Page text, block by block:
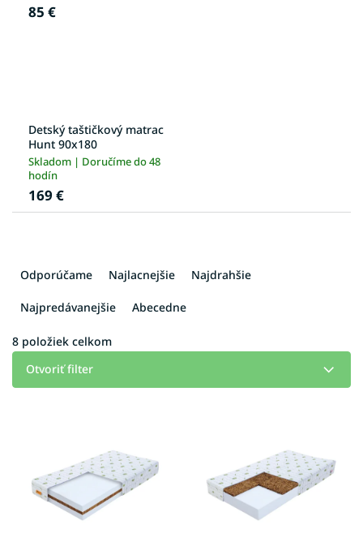
85 €
Detský taštičkový matrac
Hunt 90x180
Skladom | Doručíme do 48
hodín
169 €
a
i
e
Odporúčame Najlacnejšie Najdrahšie
Najpredávanejšie Abecedne
8 položiek celkom
Otvoriť filter